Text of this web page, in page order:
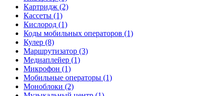
Картридж (2)
Кассеты (1)
Кислород (1)
Коды мобильных операторов (1)
Кулер (8)
Маршрутизатор (3)
Медиаплейер (1)
Микрофон (1)
Мобильные операторы (1)
Моноблоки (2)